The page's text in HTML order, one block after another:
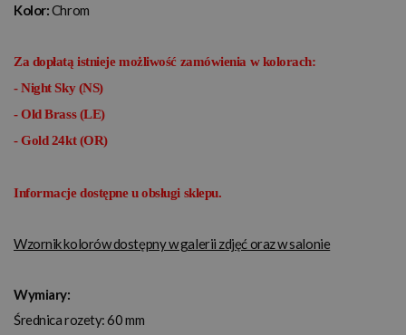
Kolor:Chrom
Za dopłatą istnieje możliwość zamówienia w kolorach:
- Night Sky (NS)
- Old Brass (LE)
- Gold 24kt (OR)
Informacje dostępne u obsługi sklepu.
Wzornik kolorów dostępny w galerii zdjęć oraz w salonie
Wymiary:
Średnica rozety: 60 mm